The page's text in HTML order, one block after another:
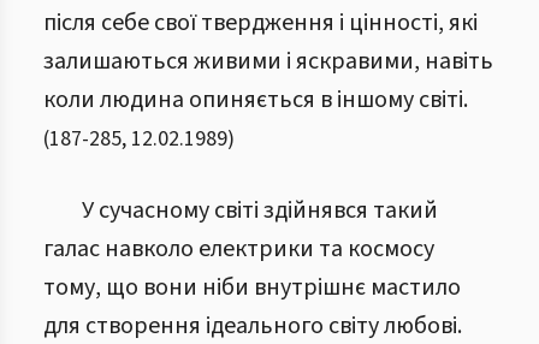
після себе свої твердження і цінності, які
залишаються живими і яскравими, навіть
коли людина опиняється в іншому світі.
(187-285, 12.02.1989)
У сучасному світі здійнявся такий
галас навколо електрики та космосу
тому, що вони ніби внутрішнє мастило
для створення ідеального світу любові.